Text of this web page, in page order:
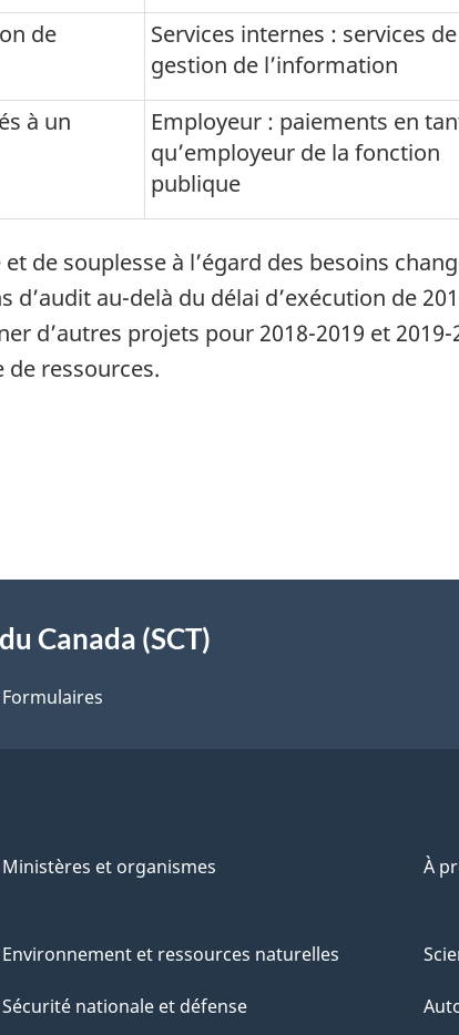
de
Services internes : services de
gestion de l’information
à un
Employeur : paiements en
qu’employeur de la fonction
publique
de souplesse à l’égard des besoins
au-delà du délai d’exécution de
d’autres projets pour 2018-2019 et 2019-
ressources.
Canada (SCT)
Formulaires
Ministères et organismes À
Environnement et ressources naturelles
Sécurité nationale et défense